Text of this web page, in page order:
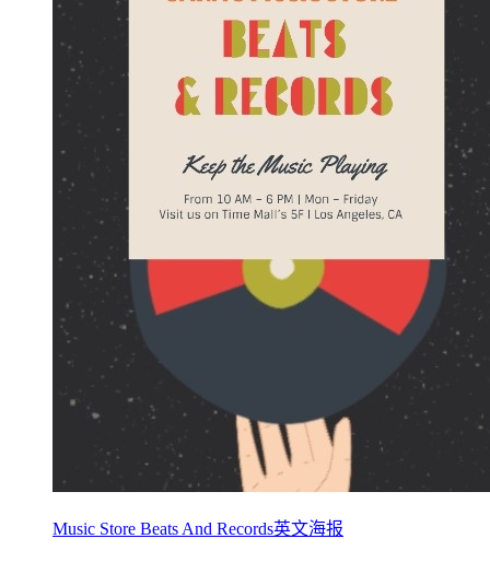
Music Store Beats And Records英文海报